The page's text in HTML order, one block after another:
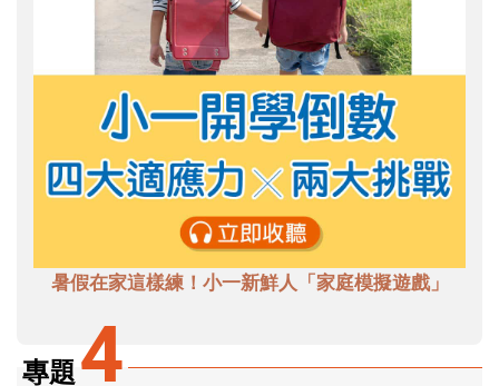
暑假在家這樣練！小一新鮮人「家庭模擬遊戲」
專題4